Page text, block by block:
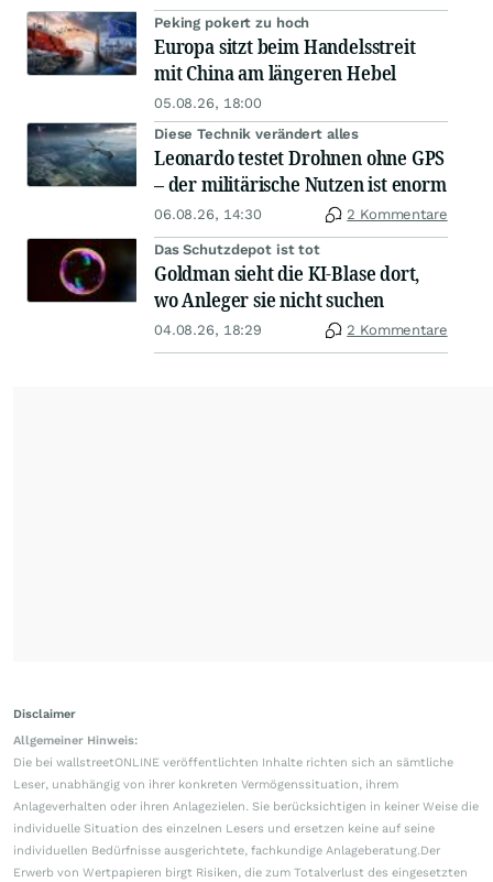
Peking pokert zu hoch
Europa sitzt beim Handelsstreit
mit China am längeren Hebel
05.08.26, 18:00
Diese Technik verändert alles
Leonardo testet Drohnen ohne GPS
– der militärische Nutzen ist enorm
06.08.26, 14:30 2 Kommentare
Das Schutzdepot ist tot
Goldman sieht die KI-Blase dort,
wo Anleger sie nicht suchen
04.08.26, 18:29 2 Kommentare
Disclaimer
Allgemeiner Hinweis:
Die bei wallstreetONLINE veröffentlichten Inhalte richten sich an sämtliche
Leser, unabhängig von ihrer konkreten Vermögenssituation, ihrem
Anlageverhalten oder ihren Anlagezielen. Sie berücksichtigen in keiner Weise die
individuelle Situation des einzelnen Lesers und ersetzen keine auf seine
individuellen Bedürfnisse ausgerichtete, fachkundige Anlageberatung.Der
Erwerb von Wertpapieren birgt Risiken, die zum Totalverlust des eingesetzten